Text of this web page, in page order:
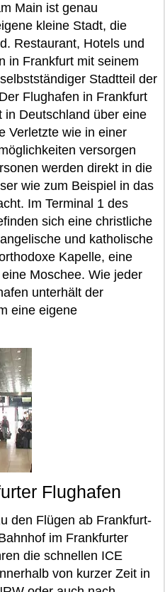
Main ist genau
kleine Stadt, die
Restaurant, Hotels und
in Frankfurt mit seinem
Stadtteil der
Flughafen in Frankfurt
in Deutschland über eine
Verletzte wie in einer
versorgen
werden direkt in die
wie zum Beispiel in das
Im Terminal 1 des
sich eine christliche
und katholische
Kapelle, eine
Moschee. Wie jeder
unterhält der
eine eigene
Flughafen
den Flügen ab Frankfurt-
im Frankfurter
die schnellen ICE
von kurzer Zeit in